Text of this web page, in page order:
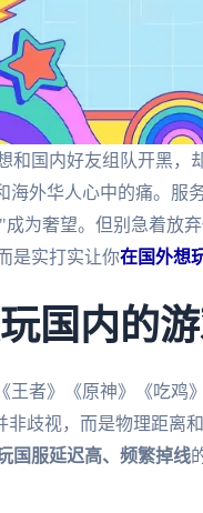
和国内好友组队开黑，
外华人心中的痛。服
为奢望。但别急着放
是实打实让你在国外想
国内的游
者》《原神》《吃鸡
歧视，而是物理距离
国服延迟高、频繁掉线